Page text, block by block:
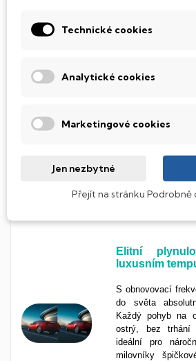
celé jmění.
Ostrý obraz ve
ideální pro
plynulý, barvy
široké podpoře
chce kvalitní obraz
Elitní
luxusním
S obnovovací
do světa
Každý pohyb na
ostrý, bez
ideální pro
milovníky
Technické cookies
Analytické cookies
Marketingové cookies
Jen nezbytné
Přejít na stránku Podrobně